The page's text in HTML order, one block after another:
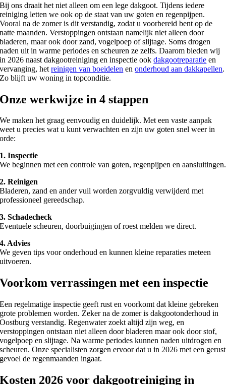
Bij ons draait het niet alleen om een lege dakgoot. Tijdens iedere
reiniging letten we ook op de staat van uw goten en regenpijpen.
Vooral na de zomer is dit verstandig, zodat u voorbereid bent op de
natte maanden. Verstoppingen ontstaan namelijk niet alleen door
bladeren, maar ook door zand, vogelpoep of slijtage. Soms drogen
naden uit in warme periodes en scheuren ze zelfs. Daarom bieden wij
in 2026 naast dakgootreiniging en inspectie ookdakgootreparatie en
vervanging, hetreinigen van boeidelen enonderhoud aan dakkapellen.
Zo blijft uw woning in topconditie.
Onze werkwijze in 4 stappen
We maken het graag eenvoudig en duidelijk. Met een vaste aanpak
weet u precies wat u kunt verwachten en zijn uw goten snel weer in
orde:
1. Inspectie
We beginnen met een controle van goten, regenpijpen en aansluitingen.
2. Reinigen
Bladeren, zand en ander vuil worden zorgvuldig verwijderd met
professioneel gereedschap.
3. Schadecheck
Eventuele scheuren, doorbuigingen of roest melden we direct.
4. Advies
We geven tips voor onderhoud en kunnen kleine reparaties meteen
uitvoeren.
Voorkom verrassingen met een inspectie
Een regelmatige inspectie geeft rust en voorkomt dat kleine gebreken
grote problemen worden. Zeker na de zomer is dakgootonderhoud in
Oostburg verstandig. Regenwater zoekt altijd zijn weg, en
verstoppingen ontstaan niet alleen door bladeren maar ook door stof,
vogelpoep en slijtage. Na warme periodes kunnen naden uitdrogen en
scheuren. Onze specialisten zorgen ervoor dat u in 2026 met een gerust
gevoel de regenmaanden ingaat.
Kosten 2026 voor dakgootreiniging in